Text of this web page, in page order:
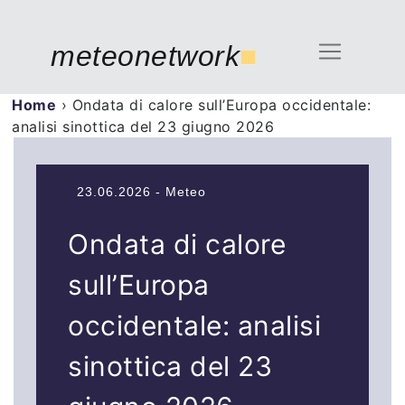
meteonetwork■
Home › Ondata di calore sull’Europa occidentale:
analisi sinottica del 23 giugno 2026
23.06.2026 - Meteo
Ondata di calore
sull’Europa
occidentale: analisi
sinottica del 23